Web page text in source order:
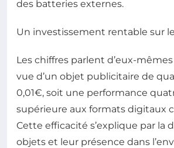
des batteries externes.
Un investissement rentable sur
Les chiffres parlent d’eux-
vue d’un objet publicitaire de
0,01€, soit une performance
supérieure aux formats digitaux
Cette efficacité s’explique par la
objets et leur présence dans